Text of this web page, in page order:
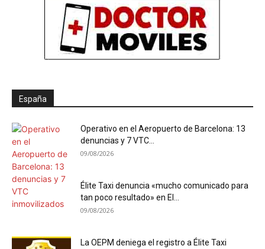
España
Operativo en el Aeropuerto de Barcelona: 13
denuncias y 7 VTC...
09/08/2026
Élite Taxi denuncia «mucho comunicado para
tan poco resultado» en El...
09/08/2026
La OEPM deniega el registro a Élite Taxi